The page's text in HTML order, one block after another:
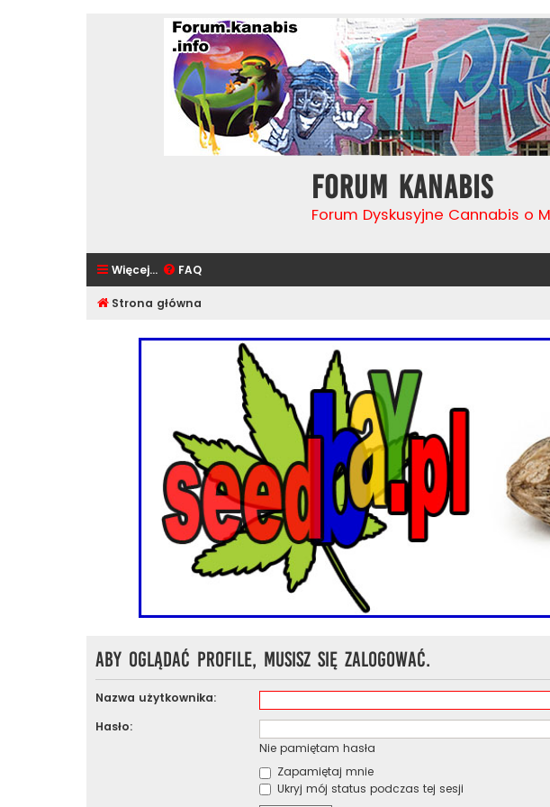
Forum Kanabis
Forum Dyskusyjne Cannabis o
Więcej… FAQ
Strona główna
Aby oglądać profile, musisz się zalogować.
Nazwa użytkownika:
Hasło:
Nie pamiętam hasła
Zapamiętaj mnie
Ukryj mój status podczas tej sesji